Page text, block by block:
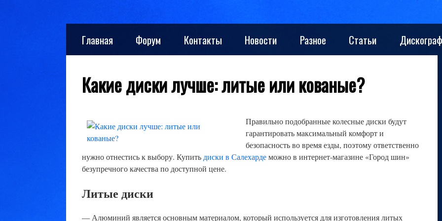
content
Главная Форум Контакты Новости Разное Статьи
Какие диски лучше: литые или кованые?
Правильно подобранные колесные диски будут
гарантировать максимальный комфорт и
безопасность во время езды, поэтому ответственно
нужно отнестись к выбору. Купить диски в Салехардеможно в интернет-магазине «Город шин»
безупречного качества по доступной цене.
Литые диски
— Алюминий является основным материалом, который используется для изготовления литых